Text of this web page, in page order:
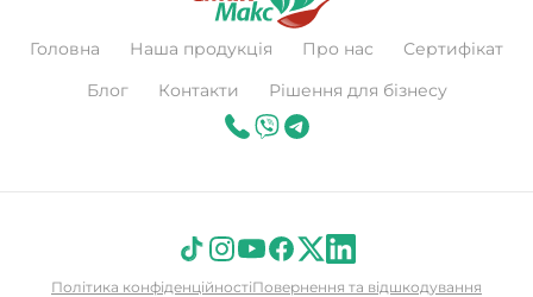
Головна Наша продукція Про нас
Сертифікат
Блог
Контакти Рішення для бізнесу
Політика конфіденційностіПовернення та відшкодування